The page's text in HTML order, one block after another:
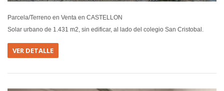
Parcela/Terreno en Venta en CASTELLON
Solar urbano de 1.431 m2, sin edificar, al lado del colegio San Cristobal.
VER DETALLE